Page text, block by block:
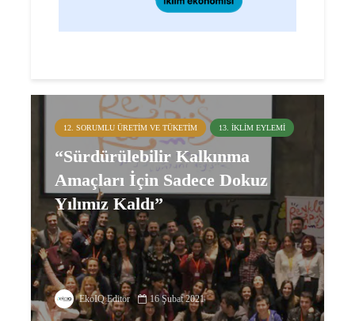
12. SORUMLU ÜRETIM VE TÜKETIM 13. İKLIM EYLEMI
“Sürdürülebilir Kalkınma
Amaçları İçin Sadece Dokuz
Yılımız Kaldı”
EkoIQ Editör 16 Şubat 2021